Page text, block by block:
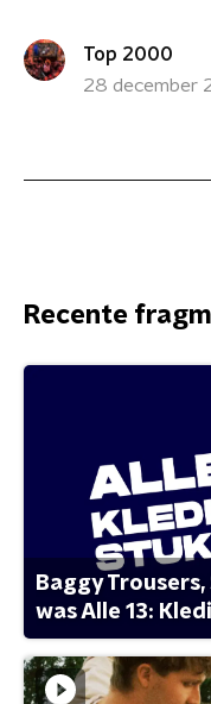
Top 2000
28 december
Recente
Baggy
was Alle 13: